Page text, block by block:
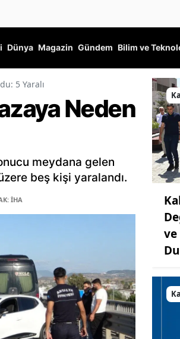
Dünya Magazin Gündem Bilim ve
5 Yaralı
Neden
meydana gelen
beş kişi yaralandı.
İHA
ve